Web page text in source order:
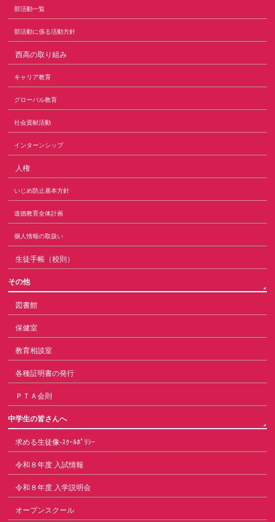
部活動一覧
部活動に係る活動方針
西高の取り組み
キャリア教育
グローバル教育
社会貢献活動
インターンシップ
人権
いじめ防止基本方針
道徳教育全体計画
個人情報の取扱い
生徒手帳（校則）
その他
図書館
保健室
教育相談室
各種証明書の発行
ＰＴＡ会則
中学生の皆さんへ
求める生徒像-ｽｸｰﾙﾎﾟﾘｼｰ
令和８年度 入試情報
令和８年度 入学説明会
オープンスクール